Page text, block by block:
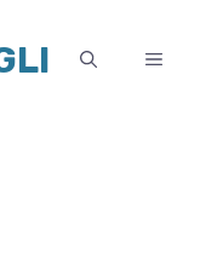
MENU